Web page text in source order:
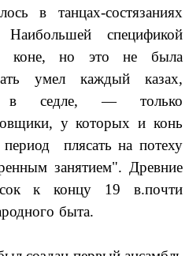
в танцах-состязаниях
спецификой
коне, но это не была
умел каждый казах,
в седле, — только
у которых и конь
плясать на потеху
занятием". Древние
к концу 19 в.почти
из народного быта.